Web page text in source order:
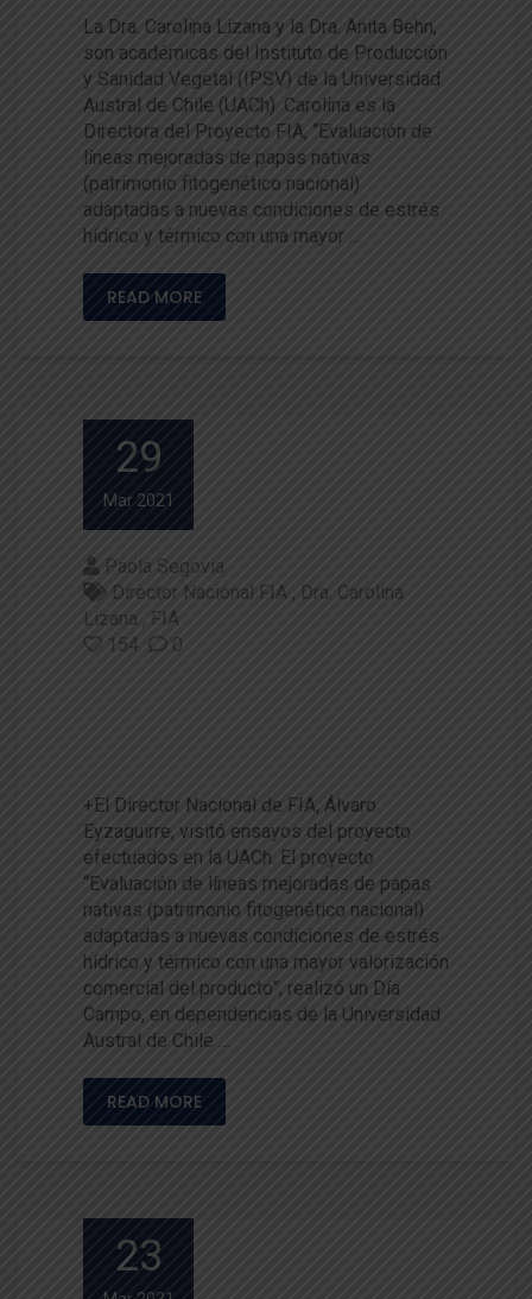
La Dra. Carolina Lizana y la Dra. Anita Behn,
son académicas del Instituto de Producción
y Sanidad Vegetal (IPSV) de la Universidad
Austral de Chile (UACh). Carolina es la
Directora del Proyecto FIA, “Evaluación de
líneas mejoradas de papas nativas
(patrimonio fitogenético nacional)
adaptadas a nuevas condiciones de estrés
hídrico y térmico con una mayor …
READ MORE
29
Mar 2021
Paola Segovia
Director Nacional FIA
Dra. Carolina
Lizana
FIA
154
0
+El Director Nacional de FIA, Álvaro
Eyzaguirre, visitó ensayos del proyecto
efectuados en la UACh. El proyecto
“Evaluación de líneas mejoradas de papas
nativas (patrimonio fitogenético nacional)
adaptadas a nuevas condiciones de estrés
hídrico y térmico con una mayor valorización
comercial del producto”, realizó un Día
Campo, en dependencias de la Universidad
Austral de Chile …
READ MORE
23